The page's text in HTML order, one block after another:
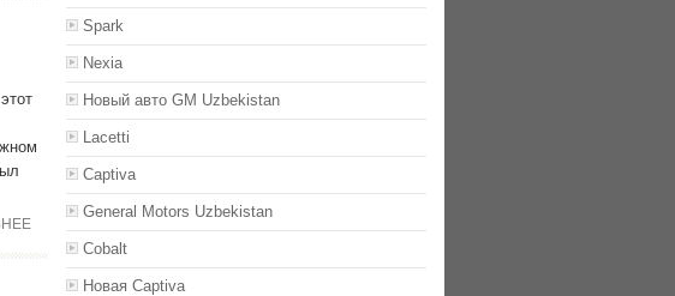
Spark
Nexia
Новый авто GM Uzbekistan
Lacetti
Captiva
General Motors Uzbekistan
Cobalt
Новая Captiva